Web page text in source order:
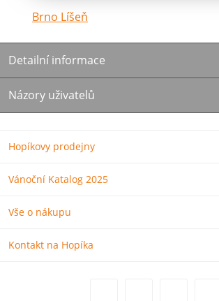
Brno Líšeň
Detailní informace
Názory uživatelů
Hopíkovy prodejny
Vánoční Katalog 2025
Vše o nákupu
Kontakt na Hopíka